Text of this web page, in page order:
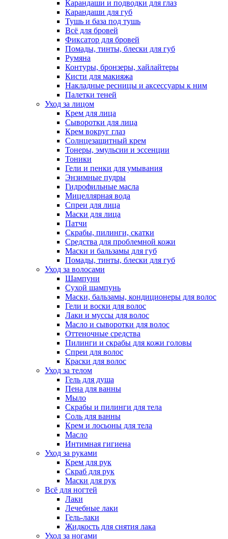
Карандаши и подводки для глаз
Карандаши для губ
Тушь и база под тушь
Всё для бровей
Фиксатор для бровей
Помады, тинты, блески для губ
Румяна
Контуры, бронзеры, хайлайтеры
Кисти для макияжа
Накладные ресницы и аксессуары к ним
Палетки теней
Уход за лицом
Крем для лица
Сыворотки для лица
Крем вокруг глаз
Солнцезащитный крем
Тонеры, эмульсии и эссенции
Тоники
Гели и пенки для умывания
Энзимные пудры
Гидрофильные масла
Мицеллярная вода
Спреи для лица
Маски для лица
Патчи
Скрабы, пилинги, скатки
Средства для проблемной кожи
Маски и бальзамы для губ
Помады, тинты, блески для губ
Уход за волосами
Шампуни
Сухой шампунь
Маски, бальзамы, кондиционеры для волос
Гели и воски для волос
Лаки и муссы для волос
Масло и сыворотки для волос
Оттеночные средства
Пилинги и скрабы для кожи головы
Спреи для волос
Краски для волос
Уход за телом
Гель для душа
Пена для ванны
Мыло
Скрабы и пилинги для тела
Соль для ванны
Крем и лосьоны для тела
Масло
Интимная гигиена
Уход за руками
Крем для рук
Скраб для рук
Маски для рук
Всё для ногтей
Лаки
Лечебные лаки
Гель-лаки
Жидкость для снятия лака
Уход за ногами